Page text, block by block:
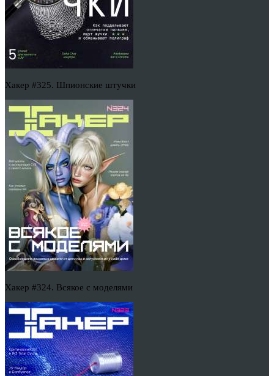
Хакер #325. Шпионские штучки
Хакер #324. Всякое с моделями